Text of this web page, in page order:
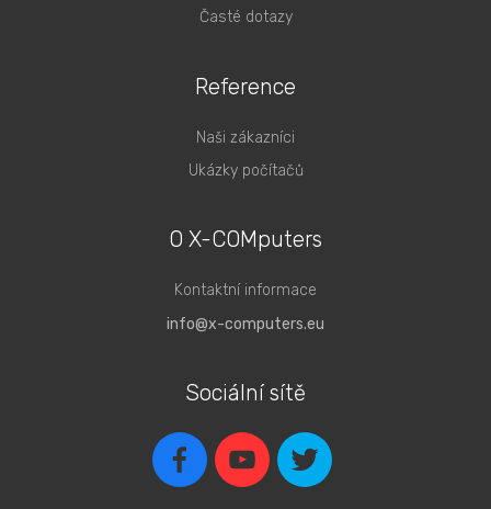
Časté dotazy
Reference
Naši zákazníci
Ukázky počítačů
O X-COMputers
Kontaktní informace
info@x-computers.eu
Sociální sítě